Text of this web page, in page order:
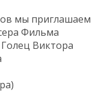
мы приглашаем
Фильма
Виктора